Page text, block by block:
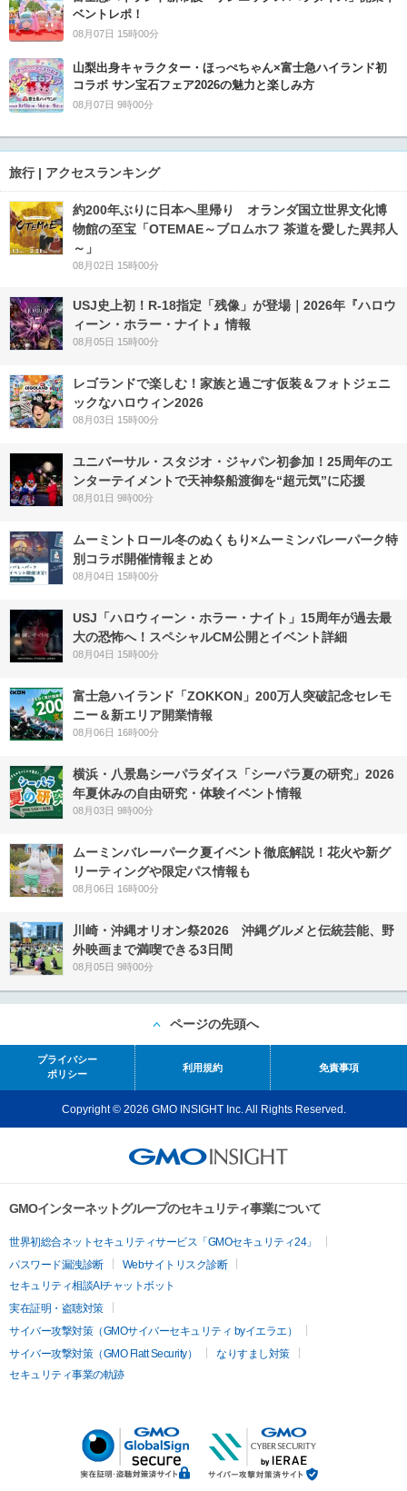
ベントレポ！
08月07日 15時00分
山梨出身キャラクター・ほっぺちゃん×富士急ハイランド初
コラボ サン宝石フェア2026の魅力と楽しみ方
08月07日 9時00分
旅行 | アクセスランキング
約200年ぶりに日本へ里帰り オランダ国立世界文化博
物館の至宝「OTEMAE～ブロムホフ 茶道を愛した異邦人
～」
08月02日 15時00分
USJ史上初！R-18指定「残像」が登場｜2026年『ハロウ
ィーン・ホラー・ナイト』情報
08月05日 15時00分
レゴランドで楽しむ！家族と過ごす仮装＆フォトジェニ
ックなハロウィン2026
08月03日 15時00分
ユニバーサル・スタジオ・ジャパン初参加！25周年のエ
ンターテイメントで天神祭船渡御を“超元気”に応援
08月01日 9時00分
ムーミントロール冬のぬくもり×ムーミンバレーパーク特
別コラボ開催情報まとめ
08月04日 15時00分
USJ「ハロウィーン・ホラー・ナイト」15周年が過去最
大の恐怖へ！スペシャルCM公開とイベント詳細
08月04日 15時00分
富士急ハイランド「ZOKKON」200万人突破記念セレモ
ニー＆新エリア開業情報
08月06日 16時00分
横浜・八景島シーパラダイス「シーパラ夏の研究」2026
年夏休みの自由研究・体験イベント情報
08月03日 9時00分
ムーミンバレーパーク夏イベント徹底解説！花火や新グ
リーティングや限定パス情報も
08月06日 16時00分
川崎・沖縄オリオン祭2026 沖縄グルメと伝統芸能、野
外映画まで満喫できる3日間
08月05日 9時00分
ページの先頭へ
プライバシー
ポリシー
利用規約 免責事項
Copyright © 2026 GMO INSIGHT Inc. All Rights Reserved.
GMOインターネットグループのセキュリティ事業について
世界初総合ネットセキュリティサービス「GMOセキュリティ24」
パスワード漏洩診断
Webサイトリスク診断
セキュリティ相談AIチャットボット
実在証明・盗聴対策
サイバー攻撃対策（GMOサイバーセキュリティ byイエラエ）
サイバー攻撃対策（GMO Flatt Security）
なりすまし対策
セキュリティ事業の軌跡